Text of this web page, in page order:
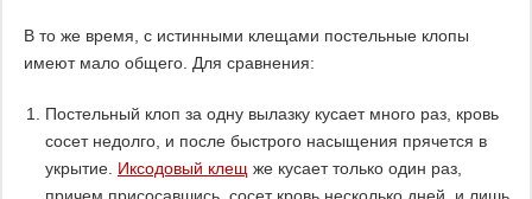
В то же время, с истинными клещами постельные клопы
имеют мало общего. Для сравнения:
Постельный клоп за одну вылазку кусает много раз, кровь
сосет недолго, и после быстрого насыщения прячется в
укрытие. Иксодовый клещже кусает только один раз,